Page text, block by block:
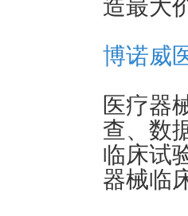
造最大
博诺威
医疗器
查、数
临床试
器械临